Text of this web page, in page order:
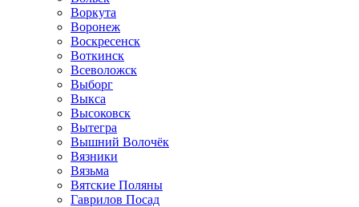
Воркута
Воронеж
Воскресенск
Воткинск
Всеволожск
Выборг
Выкса
Высоковск
Вытегра
Вышний Волочёк
Вязники
Вязьма
Вятские Поляны
Гаврилов Посад